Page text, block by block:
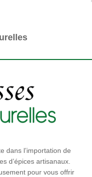
dans l’importation de
d’épices artisanaux.
pour vous offrir